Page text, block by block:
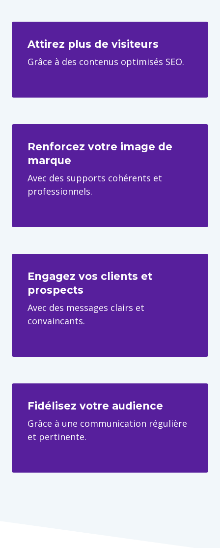
Attirez plus de visiteurs
Grâce à des contenus optimisés SEO.
Renforcez votre image de
marque
Avec des supports cohérents et
professionnels.
Engagez vos clients et
prospects
Avec des messages clairs et
convaincants.
Fidélisez votre audience
Grâce à une communication régulière
et pertinente.